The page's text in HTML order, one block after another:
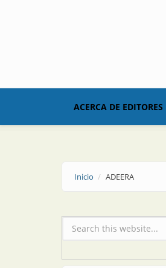
ACERCA DE EDITORES
Inicio ADEERA
Formulario de